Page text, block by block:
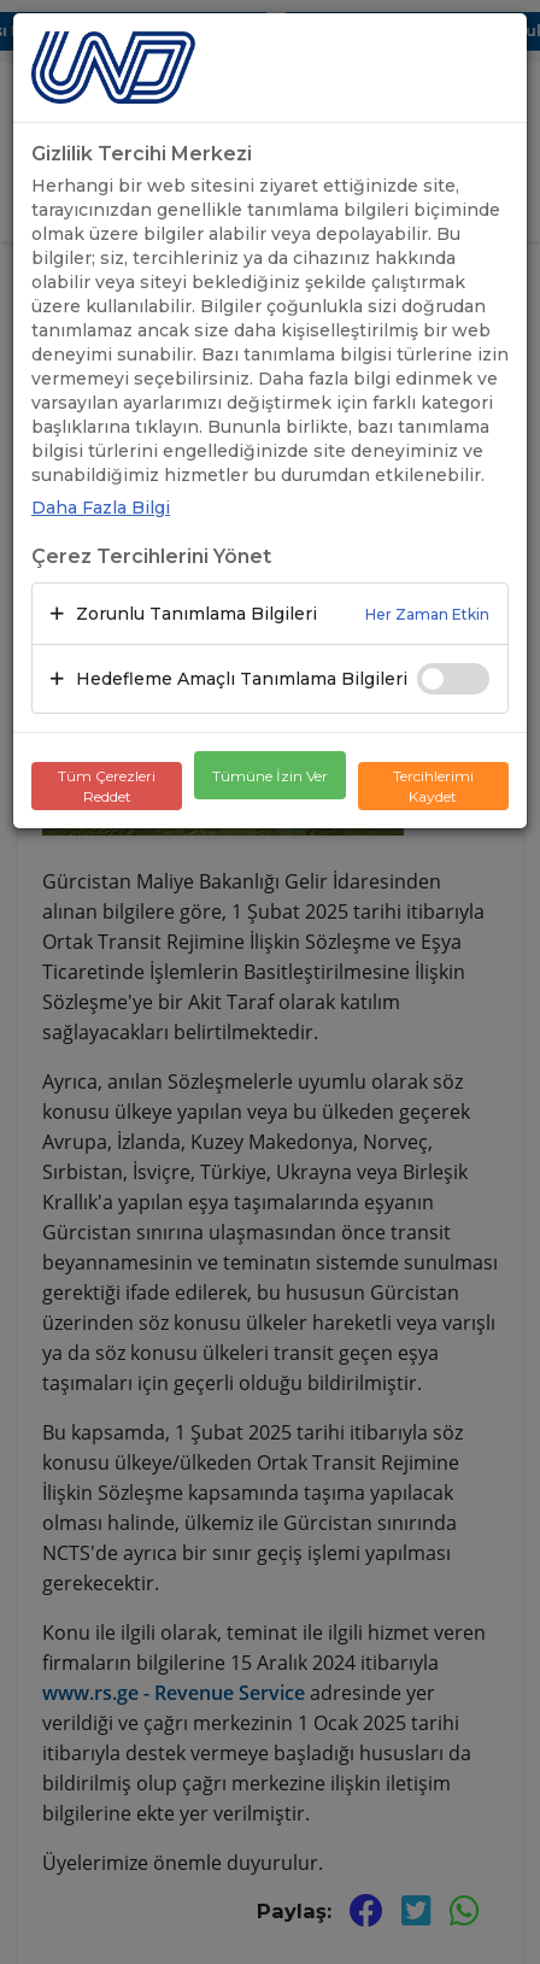
UBAK Bölümü Hakkında UND, Yunanistan Vize
Uluslararası Nakliyeciler Derneği
GİRİŞ YAP
ANASAYFA /
ÖNEMLİ
DUYURULAR
/
GÜRCİSTAN'IN ORTAK TRANSİT
SÖZLEŞMESİNE AKİT TARAF
OLMASI HAKKINDA
BİLGİLENDİRME
GÜRCİSTAN'IN ORTAK
TRANSİT SÖZLEŞMESİNE
AKİT TARAF OLMASI
Gürcistan Maliye Bakanlığı Gelir İdaresinden
alınan bilgilere göre, 1 Şubat 2025 tarihi itibarıyla
Ortak Transit Rejimine İlişkin Sözleşme ve Eşya
Ticaretinde İşlemlerin Basitleştirilmesine İlişkin
Sözleşme'ye bir Akit Taraf olarak katılım
sağlayacakları belirtilmektedir.
Ayrıca, anılan Sözleşmelerle uyumlu olarak söz
konusu ülkeye yapılan veya bu ülkeden geçerek
Avrupa, İzlanda, Kuzey Makedonya, Norveç,
Sırbistan, İsviçre, Türkiye, Ukrayna veya Birleşik
Krallık'a yapılan eşya taşımalarında eşyanın
Gürcistan sınırına ulaşmasından önce transit
beyannamesinin ve teminatın sistemde sunulması
gerektiği ifade edilerek, bu hususun Gürcistan
üzerinden söz konusu ülkeler hareketli veya varışlı
ya da söz konusu ülkeleri transit geçen eşya
taşımaları için geçerli olduğu bildirilmiştir.
Bu kapsamda, 1 Şubat 2025 tarihi itibarıyla söz
konusu ülkeye/ülkeden Ortak Transit Rejimine
İlişkin Sözleşme kapsamında taşıma yapılacak
olması halinde, ülkemiz ile Gürcistan sınırında
NCTS'de ayrıca bir sınır geçiş işlemi yapılması
gerekecektir.
Konu ile ilgili olarak, teminat ile ilgili hizmet veren
firmaların bilgilerine 15 Aralık 2024 itibarıyla
www.rs.ge - Revenue Serviceadresinde yer
verildiği ve çağrı merkezinin 1 Ocak 2025 tarihi
itibarıyla destek vermeye başladığı hususları da
bildirilmiş olup çağrı merkezine ilişkin iletişim
bilgilerine ekte yer verilmiştir.
Üyelerimize önemle duyurulur.
Paylaş:
Gizlilik Tercihi Merkezi
Herhangi bir web sitesini ziyaret ettiğinizde site,
tarayıcınızdan genellikle tanımlama bilgileri biçiminde
olmak üzere bilgiler alabilir veya depolayabilir. Bu
bilgiler; siz, tercihleriniz ya da cihazınız hakkında
olabilir veya siteyi beklediğiniz şekilde çalıştırmak
üzere kullanılabilir. Bilgiler çoğunlukla sizi doğrudan
tanımlamaz ancak size daha kişiselleştirilmiş bir web
deneyimi sunabilir. Bazı tanımlama bilgisi türlerine izin
vermemeyi seçebilirsiniz. Daha fazla bilgi edinmek ve
varsayılan ayarlarımızı değiştirmek için farklı kategori
başlıklarına tıklayın. Bununla birlikte, bazı tanımlama
bilgisi türlerini engellediğinizde site deneyiminiz ve
sunabildiğimiz hizmetler bu durumdan etkilenebilir.
Daha Fazla Bilgi
Çerez Tercihlerini Yönet
Zorunlu Tanımlama Bilgileri Her Zaman Etkin
Hedefleme Amaçlı Tanımlama Bilgileri
Tüm Çerezleri
Reddet
Tümüne İzin Ver
Tercihlerimi
Kaydet